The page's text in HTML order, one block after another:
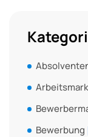
Bewerbung